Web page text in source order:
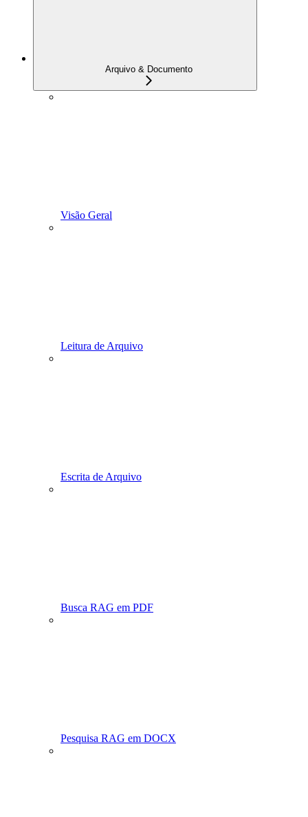
Arquivo & Documento
Visão Geral
Leitura de Arquivo
Escrita de Arquivo
Busca RAG em PDF
Pesquisa RAG em DOCX